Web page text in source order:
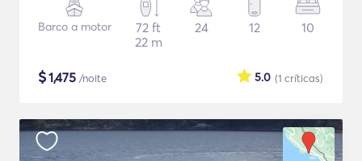
Barco a motor
72 ft
22 m
24 12 10
$1,475 /noite (1 críticas)
5.0